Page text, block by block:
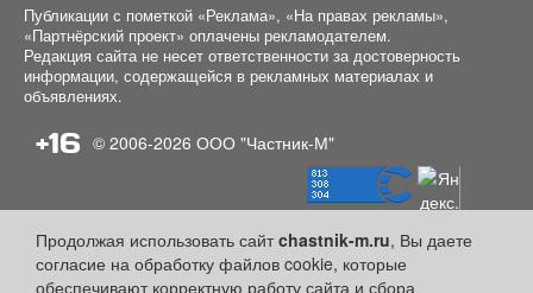
Продолжая использовать сайтchastnik-m.ru, Вы даете
согласие на обработку файлов cookie, которые
обеспечивают корректную работу сайта и сбора
Публикации с пометкой «Реклама», «На правах рекламы»,
«Партнёрский проект» оплачены рекламодателем.
Редакция сайта не несет ответственности за достоверность
информации, содержащейся в рекламных материалах и
объявлениях.
+16 © 2006-2026 ООО "Частник-М"